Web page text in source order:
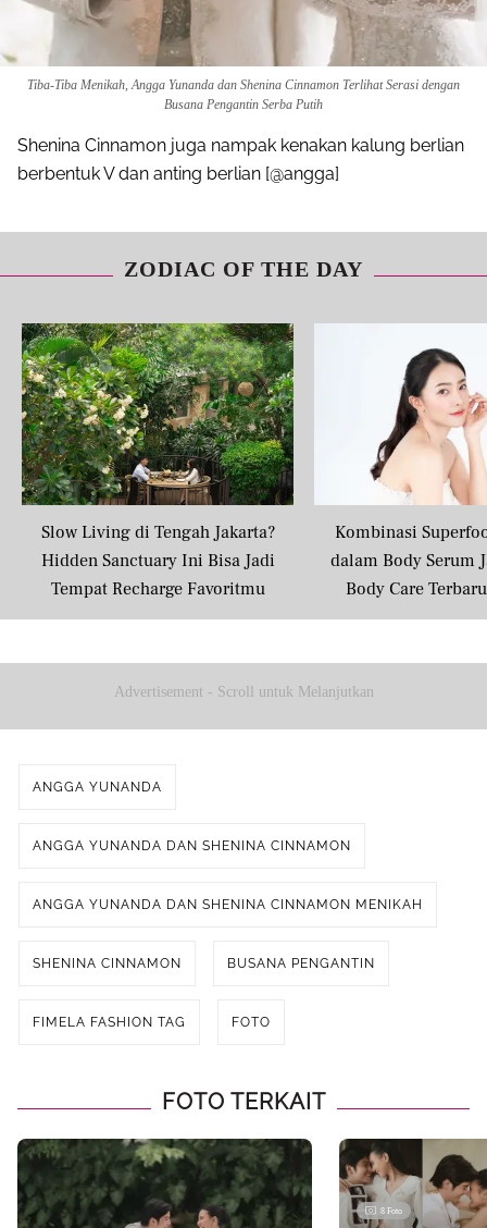
Tiba-Tiba Menikah, Angga Yunanda dan Shenina Cinnamon Terlihat Serasi dengan
Busana Pengantin Serba Putih
Shenina Cinnamon juga nampak kenakan kalung berlian
berbentuk V dan anting berlian [@angga]
ZODIAC OF THE DAY
Slow Living di Tengah Jakarta?
Hidden Sanctuary Ini Bisa Jadi
Tempat Recharge Favoritmu
Kombinasi
dalam Body Serum
Body Care
Masyarakat
Advertisement - Scroll untuk Melanjutkan
ANGGA YUNANDA
ANGGA YUNANDA DAN SHENINA CINNAMON
ANGGA YUNANDA DAN SHENINA CINNAMON MENIKAH
SHENINA CINNAMON BUSANA PENGANTIN
FIMELA FASHION TAG FOTO
FOTO TERKAIT
8 Foto